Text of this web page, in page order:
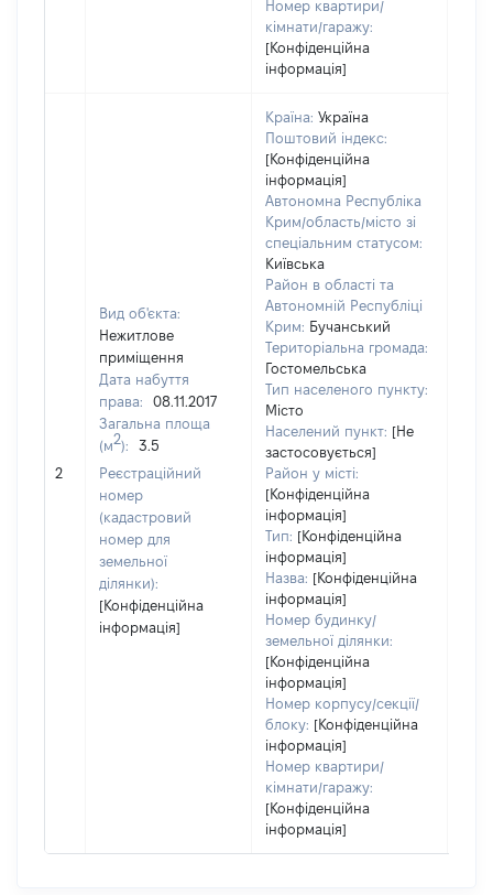
Номер квартири/
кімнати/гаражу:
[Конфіденційна
інформація]
2
Вид об'єкта:
Нежитлове
приміщення
Дата набуття
права:
08.11.2017
Загальна площа
(м2):
3.5
Реєстраційний
номер
(кадастровий
номер для
земельної
ділянки):
[Конфіденційна
інформація]
Країна: Україна
Поштовий індекс:
[Конфіденційна
інформація]
Автономна Республіка
Крим/область/місто зі
спеціальним статусом:
Київська
Район в області та
Автономній Республіці
Крим: Бучанський
Територіальна громада:
Гостомельська
Тип населеного пункту:
Місто
Населений пункт: [Не
застосовується]
Район у місті:
[Конфіденційна
інформація]
Тип: [Конфіденційна
інформація]
Назва: [Конфіденційна
інформація]
Номер будинку/
земельної ділянки:
[Конфіденційна
інформація]
Номер корпусу/секції/
блоку: [Конфіденційна
інформація]
Номер квартири/
кімнати/гаражу:
[Конфіденційна
інформація]